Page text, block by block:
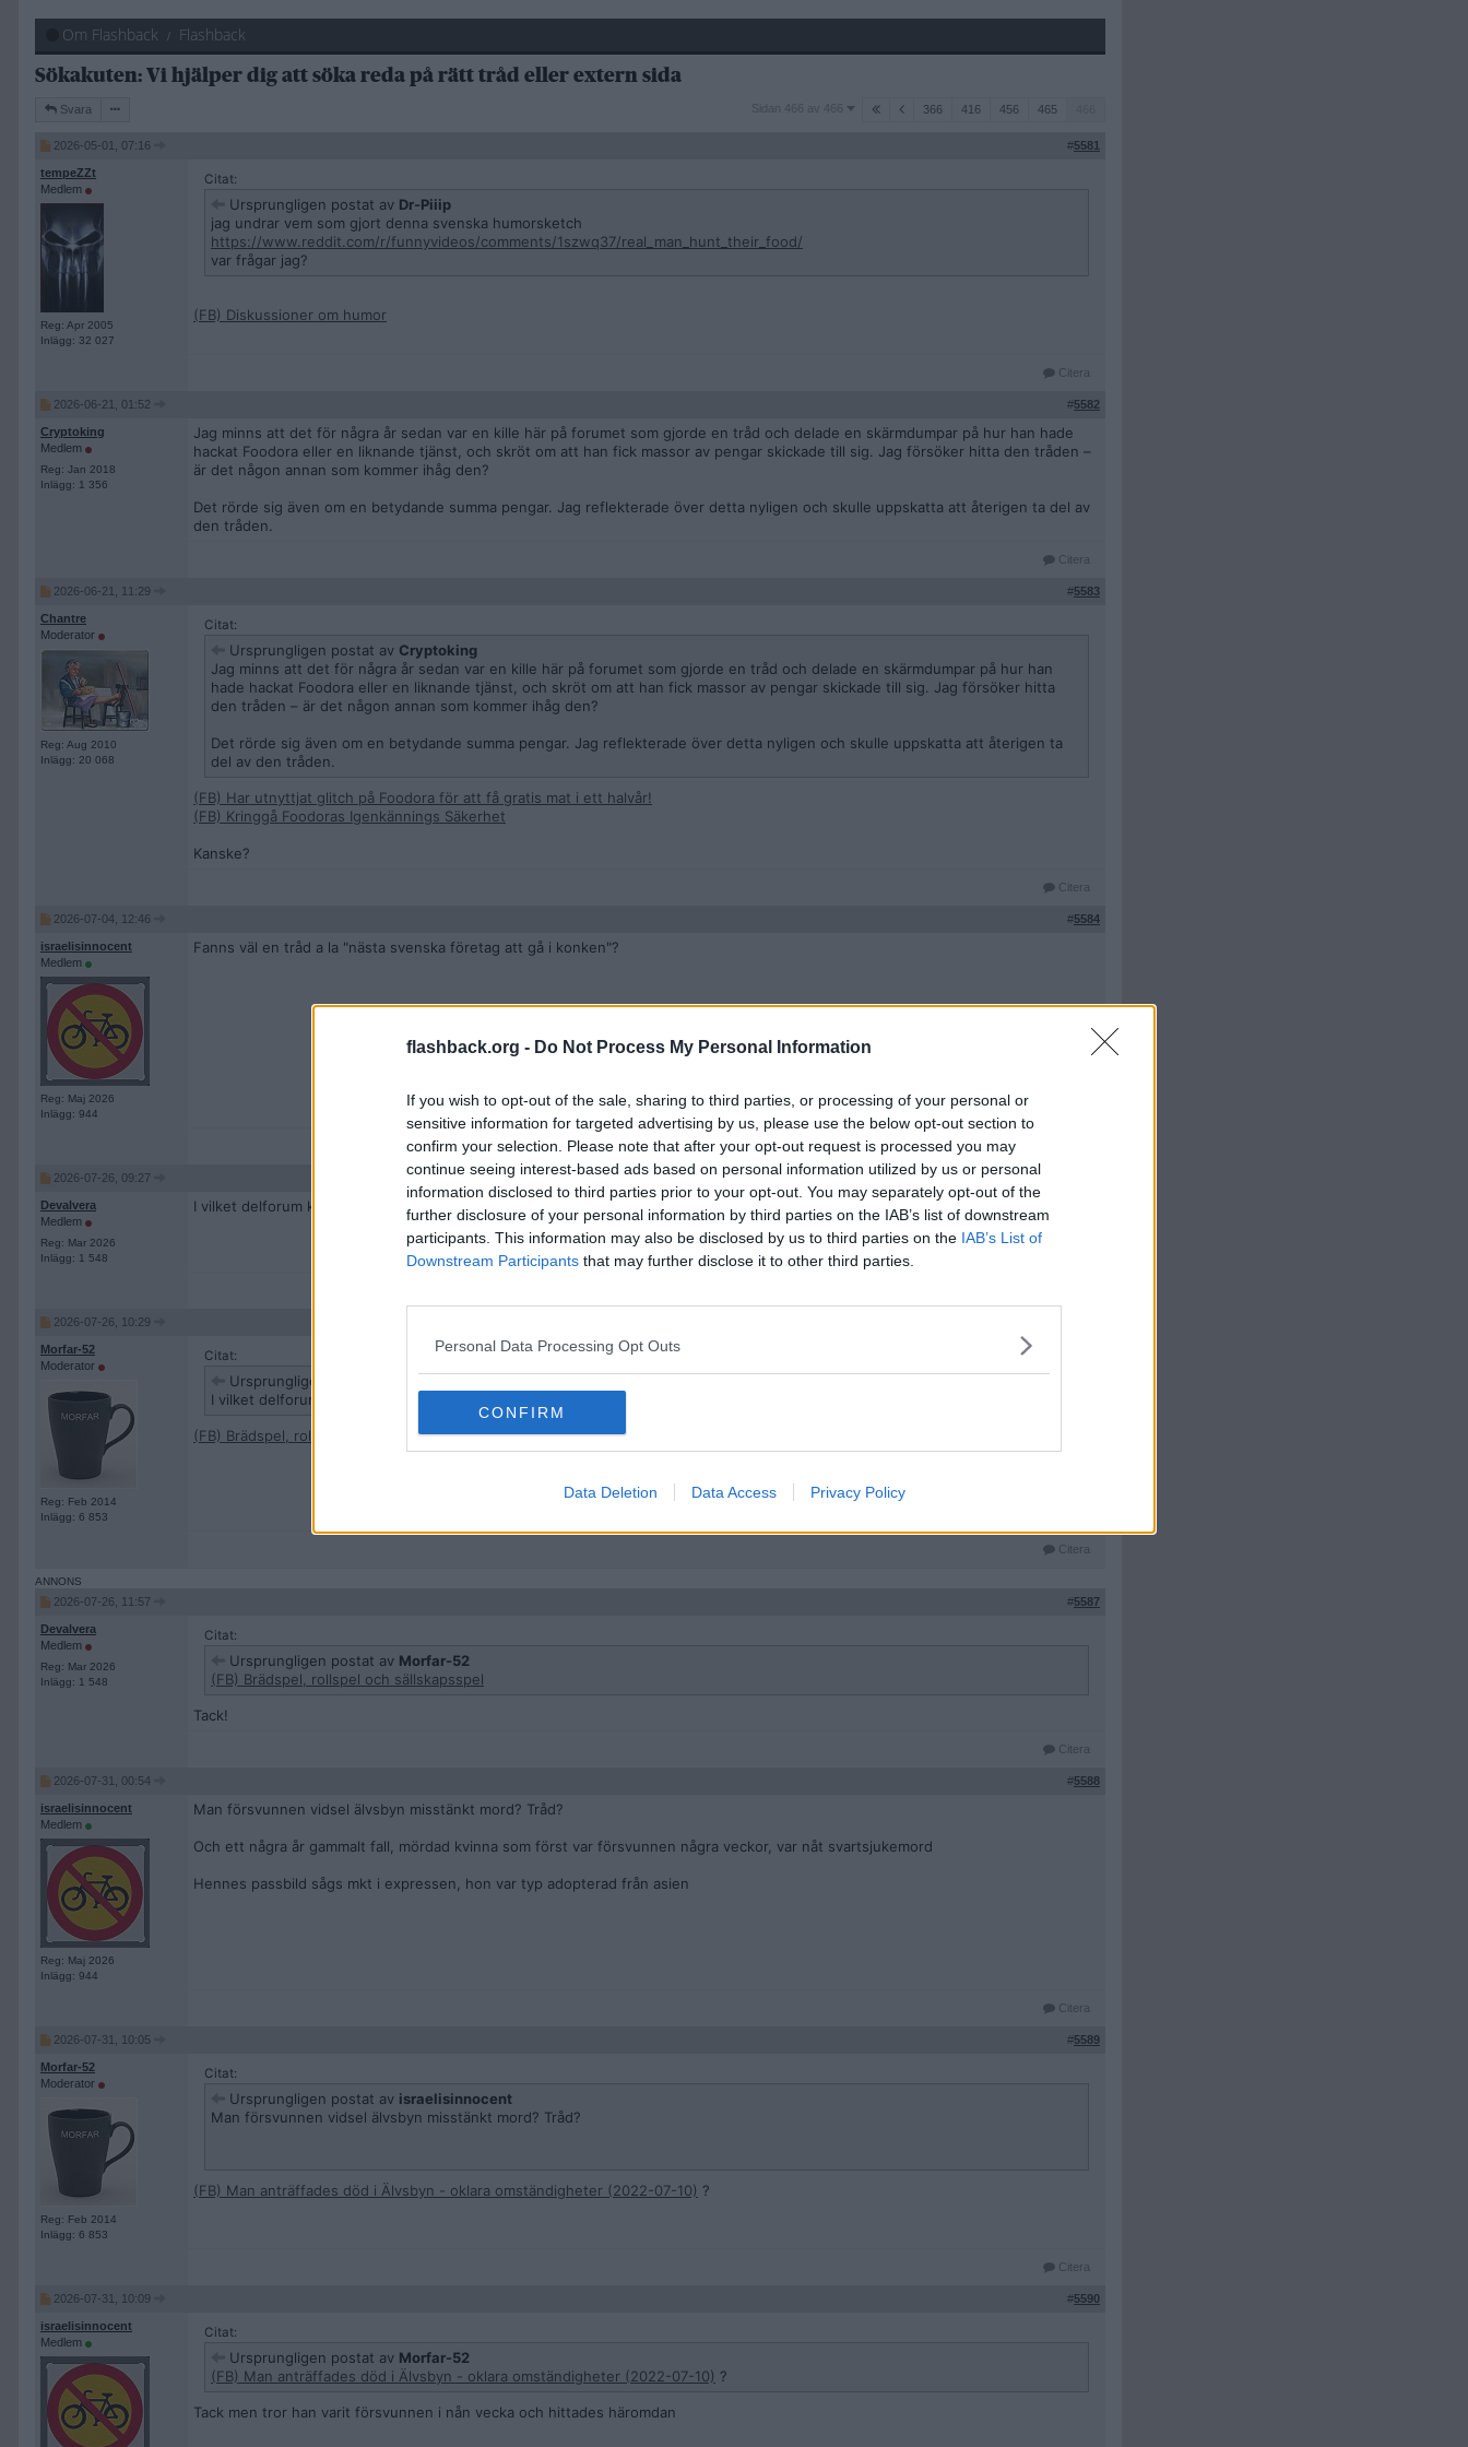
flashback.org - Do Not Process My Personal Information
If you wish to opt-out of the sale, sharing to third parties, or processing of your personal or
sensitive information for targeted advertising by us, please use the below opt-out section to
confirm your selection. Please note that after your opt-out request is processed you may
continue seeing interest-based ads based on personal information utilized by us or personal
information disclosed to third parties prior to your opt-out. You may separately opt-out of the
further disclosure of your personal information by third parties on the IAB’s list of downstream
participants. This information may also be disclosed by us to third parties on the IAB’s List of
Downstream Participants that may further disclose it to other third parties.
Personal Data Processing Opt Outs
CONFIRM
Data Deletion Data Access Privacy Policy
Om Flashback Flashback
Sökakuten: Vi hjälper dig att söka reda på rätt tråd eller extern sida
Svara
Sidan
Sidan 466 av 466 366 416 456 465
2026-05-01, 07:16 #5581
tempeZZt
Medlem
Reg: Apr 2005
Inlägg: 32 027
Citat:
Ursprungligen postat av Dr-Piiip
jag undrar vem som gjort denna svenska humorsketch
https://www.reddit.com/r/funnyvideos/comments/1szwq37/real_man_hunt_their_food/
var frågar jag?
(FB) Diskussioner om humor
Citera
2026-06-21, 01:52 #5582
Cryptoking
Medlem
Reg: Jan 2018
Inlägg: 1 356
Jag minns att det för några år sedan var en kille här på forumet som gjorde en tråd och delade en skärmdumpar på hur han hade
hackat Foodora eller en liknande tjänst, och skröt om att han fick massor av pengar skickade till sig. Jag försöker hitta den tråden –
är det någon annan som kommer ihåg den?
Det rörde sig även om en betydande summa pengar. Jag reflekterade över detta nyligen och skulle uppskatta att återigen ta del av
den tråden.
Citera
2026-06-21, 11:29 #5583
Chantre
Moderator
Reg: Aug 2010
Inlägg: 20 068
Citat:
Ursprungligen postat av Cryptoking
Jag minns att det för några år sedan var en kille här på forumet som gjorde en tråd och delade en skärmdumpar på hur han
hade hackat Foodora eller en liknande tjänst, och skröt om att han fick massor av pengar skickade till sig. Jag försöker hitta
den tråden – är det någon annan som kommer ihåg den?
Det rörde sig även om en betydande summa pengar. Jag reflekterade över detta nyligen och skulle uppskatta att återigen ta
del av den tråden.
(FB) Har utnyttjat glitch på Foodora för att få gratis mat i ett halvår!
(FB) Kringgå Foodoras Igenkännings Säkerhet
Kanske?
Citera
2026-07-04, 12:46 #5584
israelisinnocent
Medlem
Reg: Maj 2026
Inlägg: 944
Fanns väl en tråd a la "nästa svenska företag att gå i konken"?
2026-07-26, 09:27
Devalvera
Medlem
Reg: Mar 2026
Inlägg: 1 548
I vilket delforum kan man diskutera brädspel på Flashback?
2026-07-26, 10:29
Morfar-52
Moderator
Reg: Feb 2014
Inlägg: 6 853
Citat:
Ursprungligen postat av
I vilket delforum kan man diskutera brädspel på Flashback?
(FB) Brädspel, rollspel och sällskapsspel
Citera
2026-07-26, 11:57 #5587
Devalvera
Medlem
Reg: Mar 2026
Inlägg: 1 548
Citat:
Ursprungligen postat av Morfar-52
(FB) Brädspel, rollspel och sällskapsspel
Tack!
Citera
2026-07-31, 00:54 #5588
israelisinnocent
Medlem
Reg: Maj 2026
Inlägg: 944
Man försvunnen vidsel älvsbyn misstänkt mord? Tråd?
Och ett några år gammalt fall, mördad kvinna som först var försvunnen några veckor, var nåt svartsjukemord
Hennes passbild sågs mkt i expressen, hon var typ adopterad från asien
Citera
2026-07-31, 10:05 #5589
Morfar-52
Moderator
Reg: Feb 2014
Inlägg: 6 853
Citat:
Ursprungligen postat av israelisinnocent
Man försvunnen vidsel älvsbyn misstänkt mord? Tråd?
(FB) Man anträffades död i Älvsbyn - oklara omständigheter (2022-07-10) ?
Citera
2026-07-31, 10:09 #5590
israelisinnocent
Medlem
Citat:
Ursprungligen postat av Morfar-52
(FB) Man anträffades död i Älvsbyn - oklara omständigheter (2022-07-10) ?
Tack men tror han varit försvunnen i nån vecka och hittades häromdan